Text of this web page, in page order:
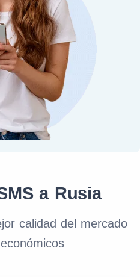
a Rusia
calidad del mercado